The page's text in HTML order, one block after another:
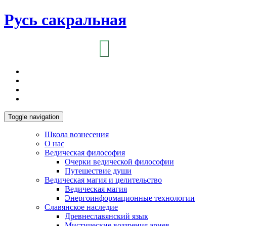
Русь сакральная
Toggle navigation
Школа вознесения
О нас
Ведическая философия
Очерки ведической философии
Путешествие души
Ведическая магия и целительство
Ведическая магия
Энергоинформационные технологии
Славянское наследие
Древнеславянский язык